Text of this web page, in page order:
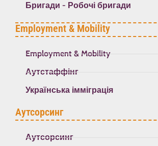
Бригади - Робочі бригади
Employment & Mobility
Employment & Mobility
Аутстаффінг
Українська імміграція
Аутсорсинг
Аутсорсинг